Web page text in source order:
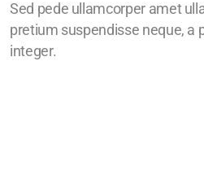
Sed pede ullamcorper amet
pretium suspendisse neque, a
integer.